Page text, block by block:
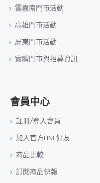
雲嘉南門市活動
高雄門市活動
屏東門市活動
實體門市與招募資訊
會員中心
註冊/登入會員
加入官方LINE好友
商品比較
訂閱商品快報